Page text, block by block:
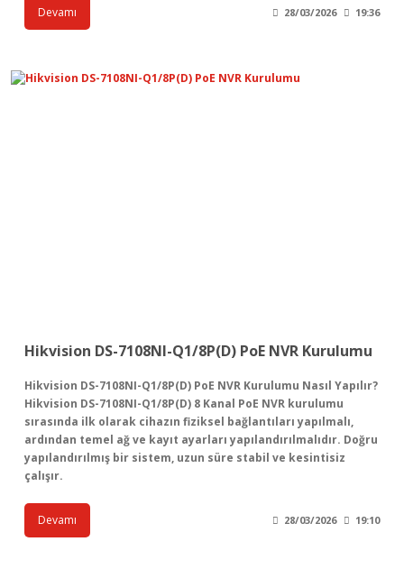
Devamı 28/03/2026 19:36
Hikvision DS-7108NI-Q1/8P(D) PoE NVR Kurulumu
Hikvision DS-7108NI-Q1/8P(D) PoE NVR Kurulumu Nasıl Yapılır?
Hikvision DS-7108NI-Q1/8P(D) 8 Kanal PoE NVR kurulumu
sırasında ilk olarak cihazın fiziksel bağlantıları yapılmalı,
ardından temel ağ ve kayıt ayarları yapılandırılmalıdır. Doğru
yapılandırılmış bir sistem, uzun süre stabil ve kesintisiz
çalışır.
Devamı 28/03/2026 19:10